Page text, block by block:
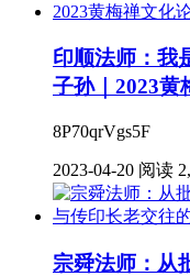
印顺法师：我
子孙｜2023黄
8P70qrVgs5F
2023-04-20 阅读
宗舜法师：从